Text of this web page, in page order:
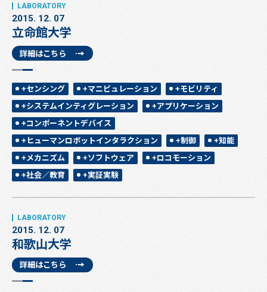
2015. 12. 07
立命館大学
詳細はこちら
+センシング +マニピュレーション +モビリティ
+システムインティグレーション +アプリケーション
+コンポーネントデバイス
+ヒューマンロボットインタラクション +制御 +知能
+メカニズム +ソフトウェア +ロコモーション
+社会／教育 +実証実験
2015. 12. 07
和歌山大学
詳細はこちら